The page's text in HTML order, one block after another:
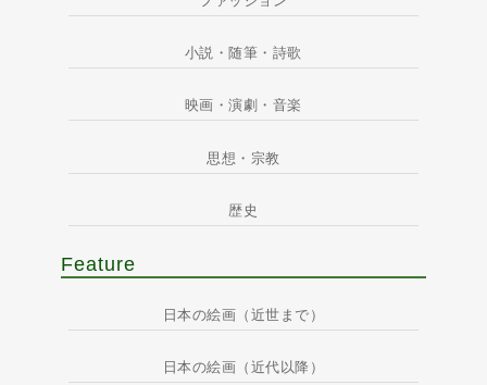
小説・随筆・詩歌
映画・演劇・音楽
思想・宗教
歴史
Feature
日本の絵画（近世まで）
日本の絵画（近代以降）